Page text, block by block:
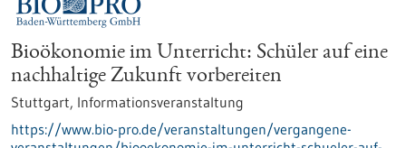
Bioökonomie im Unterricht: Schüler auf eine
nachhaltige Zukunft vorbereiten
Stuttgart, Informationsveranstaltung
https://www.bio-pro.de/veranstaltungen/vergangene-